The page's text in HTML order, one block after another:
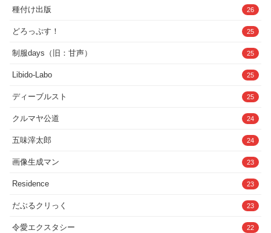
種付け出版 26
どろっぷす！ 25
制服days（旧：甘声） 25
Libido-Labo 25
ディーブルスト 25
クルマヤ公道 24
五味滓太郎 24
画像生成マン 23
Residence 23
だぶるクリっく 23
令愛エクスタシー 22